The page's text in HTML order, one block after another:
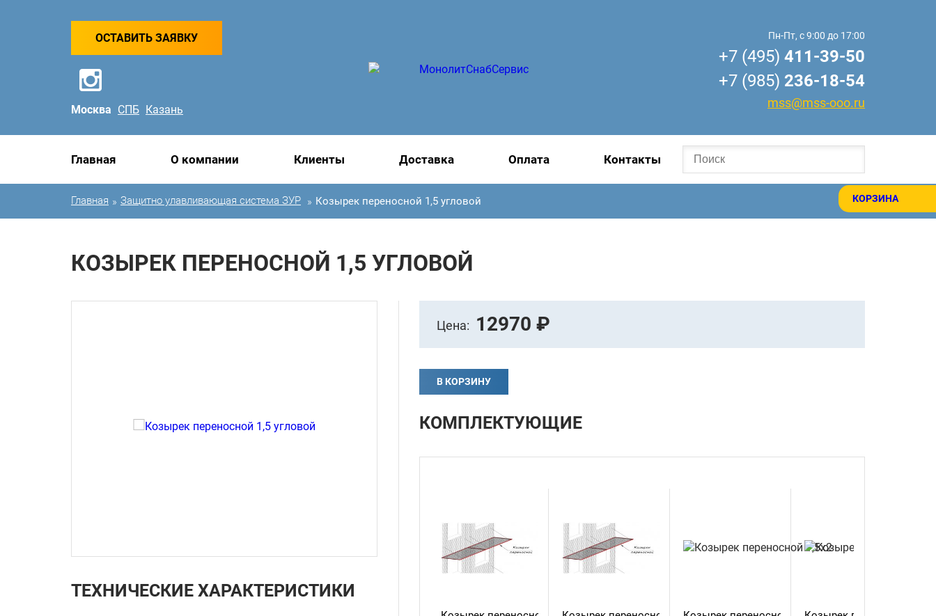
КОРЗИНА
ОСТАВИТЬ ЗАЯВКУ
Москва СПБ Казань
Пн-Пт, с 9:00 до 17:00
+7 (495) 411-39-50
+7 (985) 236-18-54
mss@mss-ooo.ru
Главная О компании Клиенты Доставка Оплата Контакты
Главная » Защитно улавливающая система ЗУР » Козырек переносной 1,5 угловой
КОЗЫРЕК ПЕРЕНОСНОЙ 1,5 УГЛОВОЙ
ТЕХНИЧЕСКИЕ ХАРАКТЕРИСТИКИ
Цена: 12970 ₽
В КОРЗИНУ
КОМПЛЕКТУЮЩИЕ